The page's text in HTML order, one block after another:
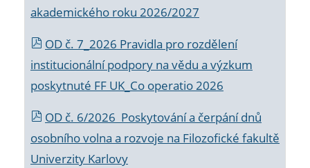
akademického roku 2026/2027
OD č. 7_2026 Pravidla pro rozdělení
institucionální podpory na vědu a výzkum
poskytnuté FF UK_Co operatio 2026
OD č. 6/2026 Poskytování a čerpání dnů
osobního volna a rozvoje na Filozofické fakultě
Univerzity Karlovy